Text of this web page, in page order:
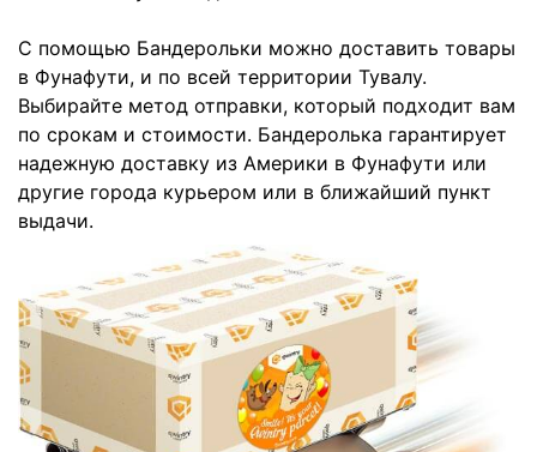
С помощью Бандерольки можно доставить товары
в Фунафути, и по всей территории Тувалу.
Выбирайте метод отправки, который подходит вам
по срокам и стоимости. Бандеролька гарантирует
надежную доставку из Америки в Фунафути или
другие города курьером или в ближайший пункт
выдачи.